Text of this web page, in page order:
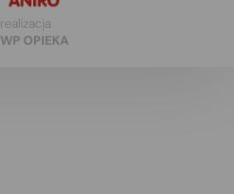
realizacja
WP OPIEKA